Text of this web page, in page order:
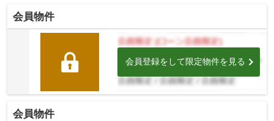
会員物件
会員登録をして限定物件を見る
会員物件